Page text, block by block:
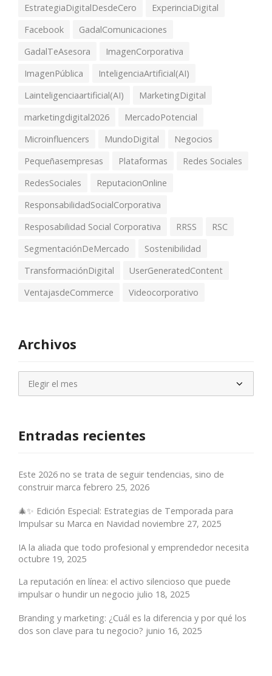
EstrategiaDigitalDesdeCero
ExperinciaDigital
Facebook
GadalComunicaciones
GadalTeAsesora
ImagenCorporativa
ImagenPública
InteligenciaArtificial(AI)
Lainteligenciaartificial(AI)
MarketingDigital
marketingdigital2026
MercadoPotencial
Microinfluencers
MundoDigital
Negocios
Pequeñasempresas
Plataformas
Redes Sociales
RedesSociales
ReputacionOnline
ResponsabilidadSocialCorporativa
Resposabilidad Social Corporativa
RRSS
RSC
SegmentaciónDeMercado
Sostenibilidad
TransformaciónDigital
UserGeneratedContent
VentajasdeCommerce
Videocorporativo
Archivos
Archivos
Entradas recientes
Este 2026 no se trata de seguir tendencias, sino de
construir marca febrero 25, 2026
🎄✨ Edición Especial: Estrategias de Temporada para
Impulsar su Marca en Navidad noviembre 27, 2025
IA la aliada que todo profesional y emprendedor necesita
octubre 19, 2025
La reputación en línea: el activo silencioso que puede
impulsar o hundir un negocio julio 18, 2025
Branding y marketing: ¿Cuál es la diferencia y por qué los
dos son clave para tu negocio? junio 16, 2025